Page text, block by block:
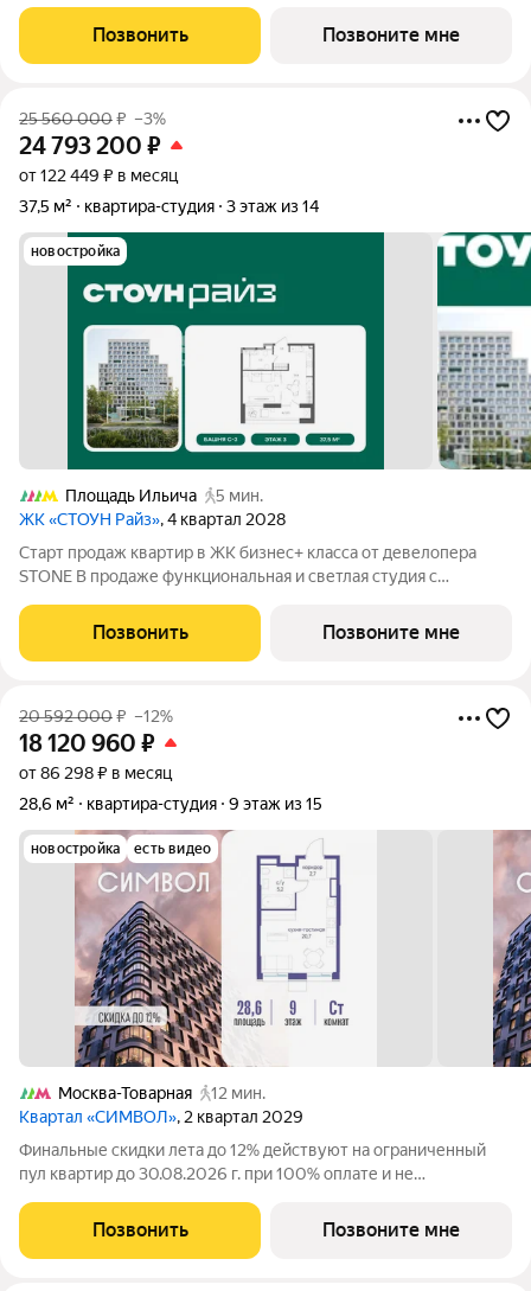
2025 года. Позвоните сейчас и забронируйте квартиру!
Квартал
Позвонить Позвоните мне
25 560 000₽ –3%
24 793 200 ₽
от 122 449 ₽ в месяц
37,5 м²
квартира-студия 3 этаж из 14
новостройка
Площадь Ильича
5 мин.
ЖК «СТОУН Райз», 4 квартал 2028
Старт продаж квартир в ЖК бизнес+ класса от девелопера
STONE В продаже функциональная и светлая студия с
подходящая молодым парам и небольшим семьям. Квартира
расположена в камерном низкоэтажном
Позвонить Позвоните мне
20 592 000₽ –12%
18 120 960 ₽
от 86 298 ₽ в месяц
28,6 м²
квартира-студия 9 этаж из 15
новостройка есть видео
Москва-Товарная
12 мин.
Квартал «СИМВОЛ», 2 квартал 2029
Финальные скидки лета до 12% действуют на ограниченный
пул квартир до 30.08.2026 г. при 100% оплате и не
застройщика: общая площадь 28.60 м, жилая 15.70 м, кухня
5.00 м, 9-й этаж, жилой квартал
Позвонить Позвоните мне